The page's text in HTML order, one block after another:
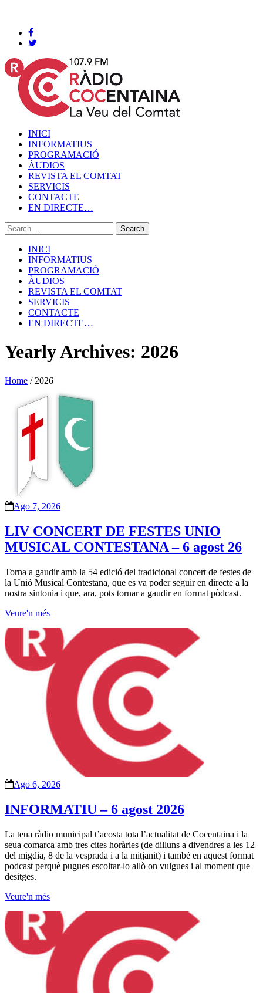
INICI
INFORMATIUS
PROGRAMACIÓ
ÀUDIOS
REVISTA EL COMTAT
SERVICIS
CONTACTE
EN DIRECTE…
INICI
INFORMATIUS
PROGRAMACIÓ
ÀUDIOS
REVISTA EL COMTAT
SERVICIS
CONTACTE
EN DIRECTE…
Yearly Archives: 2026
Home / 2026
Ago 7, 2026
LIV CONCERT DE FESTES UNIO
MUSICAL CONTESTANA – 6 agost 26
Torna a gaudir amb la 54 edició del tradicional concert de festes de
la Unió Musical Contestana, que es va poder seguir en directe a la
nostra sintonia i que, ara, pots tornar a gaudir en format pòdcast.
Veure'n més
Ago 6, 2026
INFORMATIU – 6 agost 2026
La teua ràdio municipal t’acosta tota l’actualitat de Cocentaina i la
seua comarca amb tres cites horàries (de dilluns a divendres a les 12
del migdia, 8 de la vesprada i a la mitjanit) i també en aquest format
podcast perquè pugues escoltar-lo allò on vulgues i al moment que
desitges.
Veure'n més